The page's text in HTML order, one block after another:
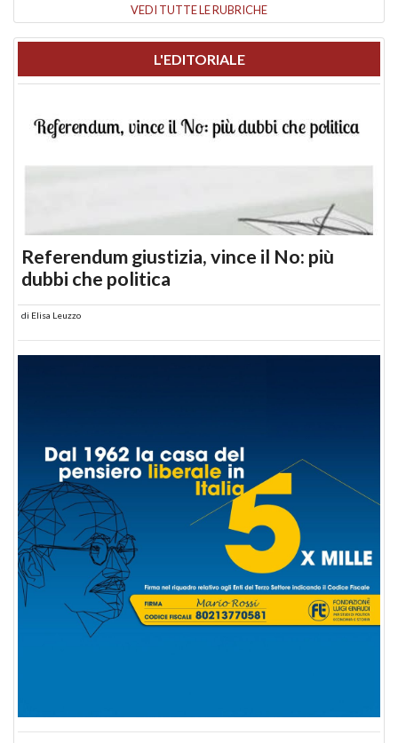
VEDI TUTTE LE RUBRICHE
L'EDITORIALE
Referendum giustizia, vince il No: più
dubbi che politica
di Elisa Leuzzo